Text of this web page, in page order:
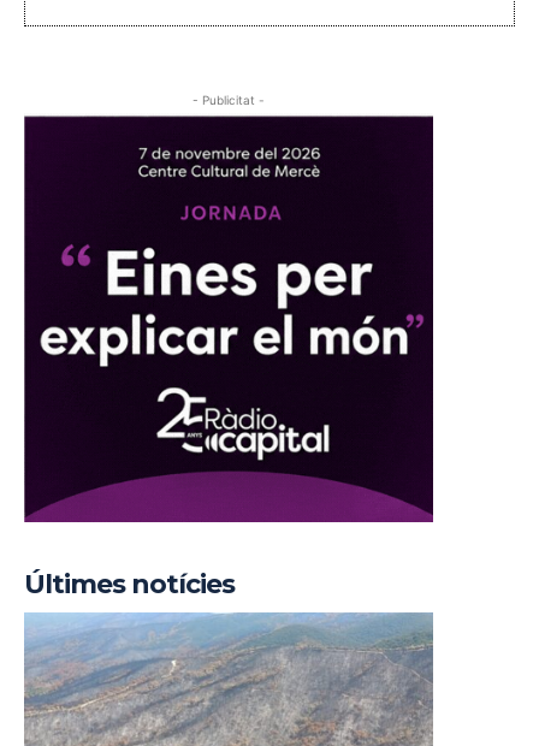
- Publicitat -
Últimes notícies